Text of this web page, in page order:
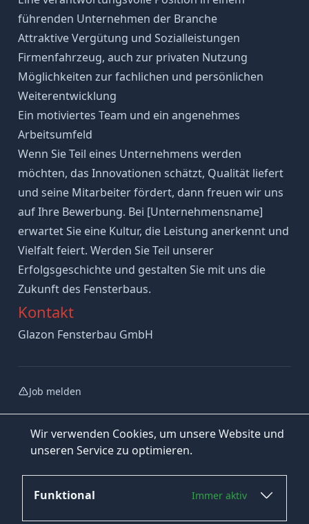
Wir verwenden Cookies, um unsere Website und
unseren Service zu optimieren.
Funktional Immer aktiv
führenden Unternehmen der Branche
Attraktive Vergütung und Sozialleistungen
Firmenfahrzeug, auch zur privaten Nutzung
Möglichkeiten zur fachlichen und persönlichen
Weiterentwicklung
Ein motiviertes Team und ein angenehmes
Arbeitsumfeld
Wenn Sie Teil eines Unternehmens werden
möchten, das Innovationen schätzt, Qualität liefert
und seine Mitarbeiter fördert, dann freuen wir uns
auf Ihre Bewerbung. Bei [Unternehmensname]
erwartet Sie eine Kultur, die Leistung anerkennt und
Vielfalt feiert. Werden Sie Teil unserer
Erfolgsgeschichte und gestalten Sie mit uns die
Zukunft des Fensterbaus.
Kontakt
Glazon Fensterbau GmbH
Job melden